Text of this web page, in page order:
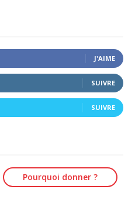
J'AIME
SUIVRE
SUIVRE
Pourquoi donner ?